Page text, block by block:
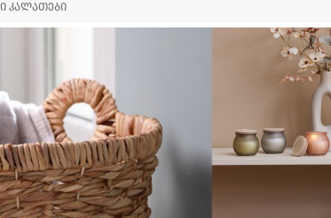
კალათები